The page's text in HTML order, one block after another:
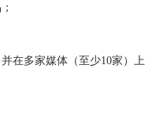
多家媒体（至少10家）